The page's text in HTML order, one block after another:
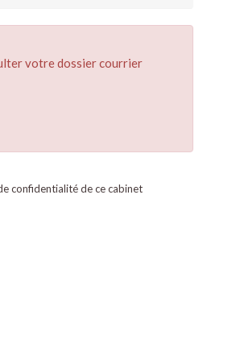
votre dossier courrier
confidentialité de ce cabinet